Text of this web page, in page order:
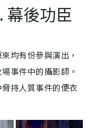
幕後功臣
均有份參與演出，
事件中的攝影師。
持人質事件的便衣